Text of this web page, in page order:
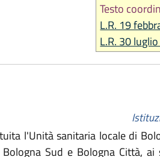
Testo
L.R. 19
L.R. 30
l'Unità sanitaria locale di
Bologna Sud e Bologna Città, ai